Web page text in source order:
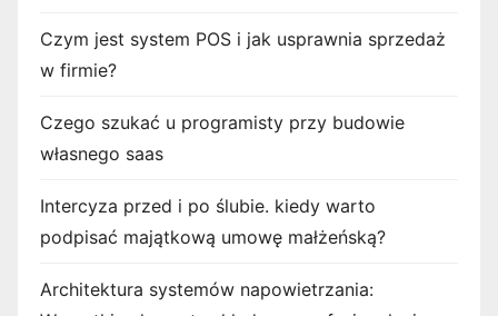
Czym jest system POS i jak usprawnia sprzedaż
w firmie?
Czego szukać u programisty przy budowie
własnego saas
Intercyza przed i po ślubie. kiedy warto
podpisać majątkową umowę małżeńską?
Architektura systemów napowietrzania: